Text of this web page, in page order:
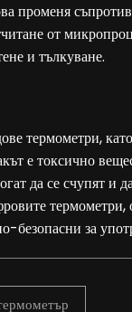
променя
от
и тълкуване.
термометри,
е токсично
да се счупят и
термометри,
безопасни за